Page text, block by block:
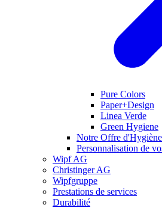
Pure Colors
Paper+Design
Linea Verde
Green Hygiene
Notre Offre d'Hygiène
Personnalisation de
Wipf AG
Christinger AG
Wipfgruppe
Prestations de services
Durabilité